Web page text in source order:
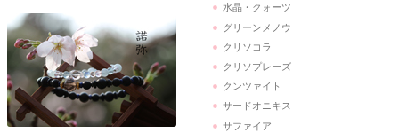
水晶・クォーツ
グリーンメノウ
クリソコラ
クリソプレーズ
クンツァイト
サードオニキス
サファイア